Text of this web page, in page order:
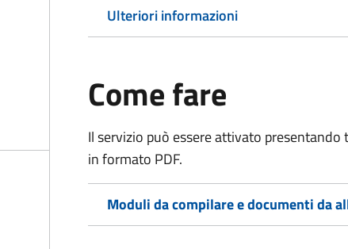
Ulteriori informazioni
Come fare
Il servizio può essere attivato
in formato PDF.
Moduli da compilare e documenti da